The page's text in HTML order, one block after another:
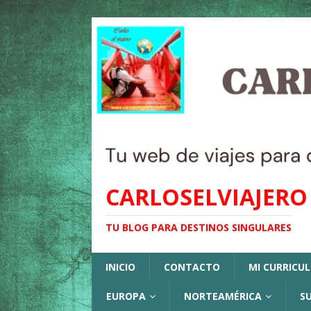
CARLOSELVIAJERO
TU BLOG PARA DESTINOS SINGULARES
INICIO CONTACTO MI
EUROPA NORTEAMÉRICA